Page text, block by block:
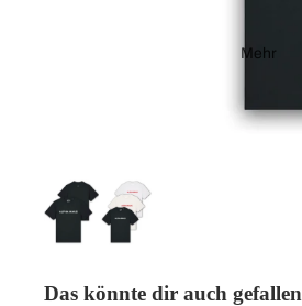
Mehr
Das könnte dir auch gefallen